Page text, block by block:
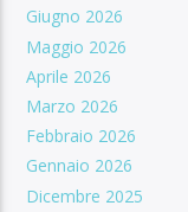
Giugno 2026
Maggio 2026
Aprile 2026
Marzo 2026
Febbraio 2026
Gennaio 2026
Dicembre 2025